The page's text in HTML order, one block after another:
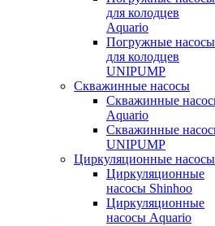
для колодцев
Aquario
Погружные насосы
для колодцев
UNIPUMP
Скважинные насосы
Скважинные
Aquario
Скважинные
UNIPUMP
Циркуляционные насосы
Циркуляционные
насосы Shinhoo
Циркуляционные
насосы Aquario